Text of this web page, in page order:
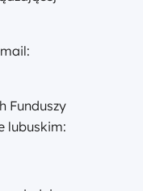
Funduszy
lubuskim: